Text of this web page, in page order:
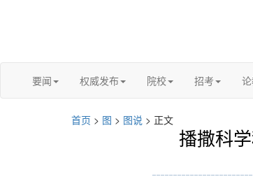
要闻 权威发布 院校 招考
首页 > 图 > 图说 > 正文
播撒科